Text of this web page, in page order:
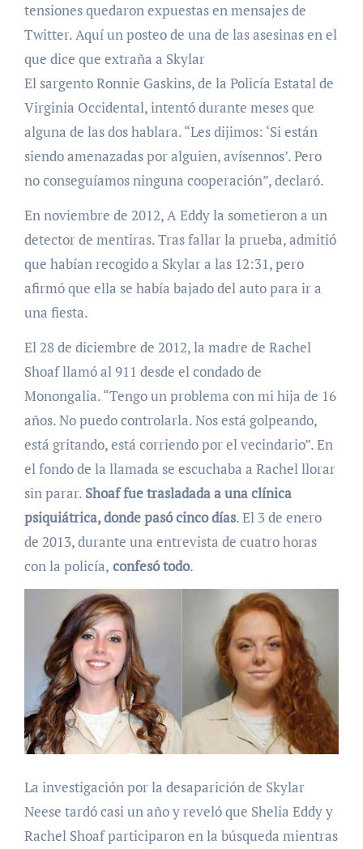
tensiones quedaron expuestas en mensajes de
Twitter. Aquí un posteo de una de las asesinas en el
que dice que extraña a Skylar
El sargento Ronnie Gaskins, de la Policía Estatal de
Virginia Occidental, intentó durante meses que
alguna de las dos hablara. “Les dijimos: ‘Si están
siendo amenazadas por alguien, avísennos’. Pero
no conseguíamos ninguna cooperación”, declaró.
En noviembre de 2012, A Eddy la sometieron a un
detector de mentiras. Tras fallar la prueba, admitió
que habían recogido a Skylar a las 12:31, pero
afirmó que ella se había bajado del auto para ir a
una fiesta.
El 28 de diciembre de 2012, la madre de Rachel
Shoaf llamó al 911 desde el condado de
Monongalia. “Tengo un problema con mi hija de 16
años. No puedo controlarla. Nos está golpeando,
está gritando, está corriendo por el vecindario”. En
el fondo de la llamada se escuchaba a Rachel llorar
sin parar. Shoaf fue trasladada a una clínica
psiquiátrica, donde pasó cinco días. El 3 de enero
de 2013, durante una entrevista de cuatro horas
con la policía, confesó todo.
La investigación por la desaparición de Skylar
Neese tardó casi un año y reveló que Shelia Eddy y
Rachel Shoaf participaron en la búsqueda mientras